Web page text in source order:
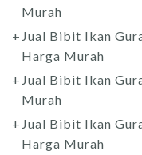
Murah
Jual Bibit Ikan
Harga Murah
Jual Bibit Ikan
Murah
Jual Bibit Ikan
Harga Murah